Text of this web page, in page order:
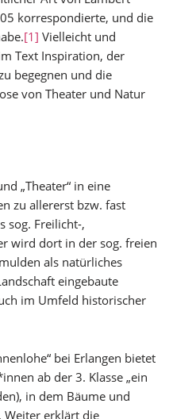
korrespondierte, und die
[1] Vielleicht und
Text Inspiration, der
begegnen und die
von Theater und Natur
„Theater“ in eine
zu allererst bzw. fast
sog. Freilicht-,
wird dort in der sog. freien
als natürliches
eingebaute
im Umfeld historischer
bei Erlangen bietet
ab der 3. Klasse „ein
in dem Bäume und
Weiter erklärt die